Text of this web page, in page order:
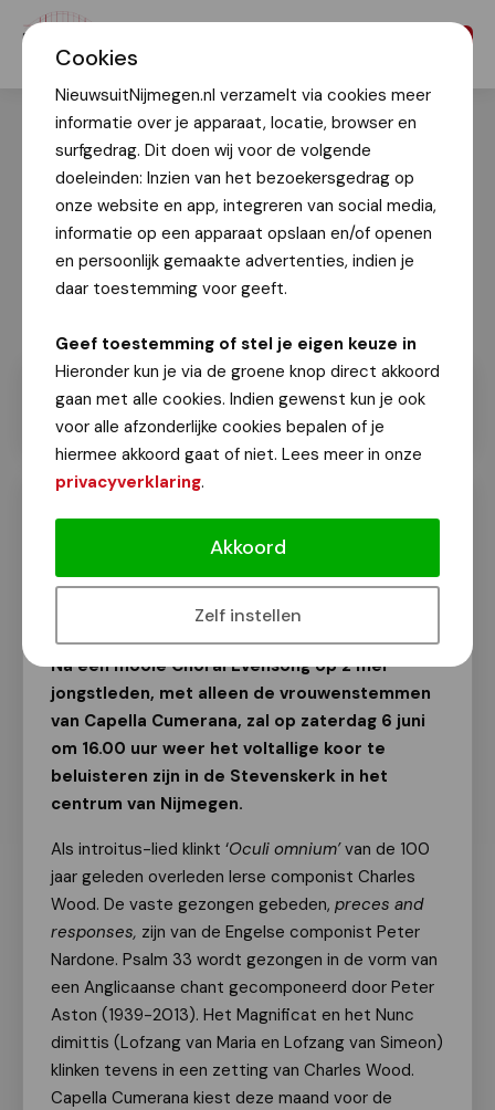
Cookies
NieuwsuitNijmegen.nl verzamelt via cookies meer
informatie over je apparaat, locatie, browser en
surfgedrag. Dit doen wij voor de volgende
doeleinden: Inzien van het bezoekersgedrag op
onze website en app, integreren van social media,
informatie op een apparaat opslaan en/of openen
en persoonlijk gemaakte advertenties, indien je
daar toestemming voor geeft.
Geef toestemming of stel je eigen keuze in
Hieronder kun je via de groene knop direct akkoord
gaan met alle cookies. Indien gewenst kun je ook
voor alle afzonderlijke cookies bepalen of je
hiermee akkoord gaat of niet. Lees meer in onze
privacyverklaring.
Akkoord
Zelf instellen
Choral Evensong in de Stevenskerk
met capella Cumerana
Van onze redactie
Na een mooie Choral Evensong op 2 mei
jongstleden, met alleen de vrouwenstemmen
van Capella Cumerana, zal op zaterdag 6 juni
om 16.00 uur weer het voltallige koor te
beluisteren zijn in de Stevenskerk in het
centrum van Nijmegen.
Als introitus-lied klinkt ‘Oculi omnium’van de 100
jaar geleden overleden Ierse componist Charles
Wood. De vaste gezongen gebeden, preces and
responses, zijn van de Engelse componist Peter
Nardone. Psalm 33 wordt gezongen in de vorm van
een Anglicaanse chant gecomponeerd door Peter
Aston (1939-2013). Het Magnificat en het Nunc
dimittis (Lofzang van Maria en Lofzang van Simeon)
klinken tevens in een zetting van Charles Wood.
Capella Cumerana kiest deze maand voor de